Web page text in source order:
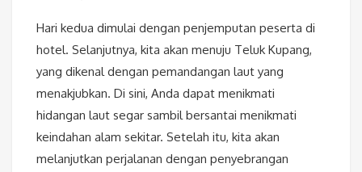
Hari kedua dimulai dengan penjemputan peserta di
hotel. Selanjutnya, kita akan menuju Teluk Kupang,
yang dikenal dengan pemandangan laut yang
menakjubkan. Di sini, Anda dapat menikmati
hidangan laut segar sambil bersantai menikmati
keindahan alam sekitar. Setelah itu, kita akan
melanjutkan perjalanan dengan penyebrangan